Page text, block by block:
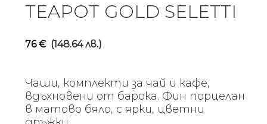
TEAPOT GOLD SELETTI
76€ (148.64 лв.)
Чаши, комплекти за чай и кафе,
вдъхновени от барока. Фин порцелан
в матово бяло, с ярки, цветни